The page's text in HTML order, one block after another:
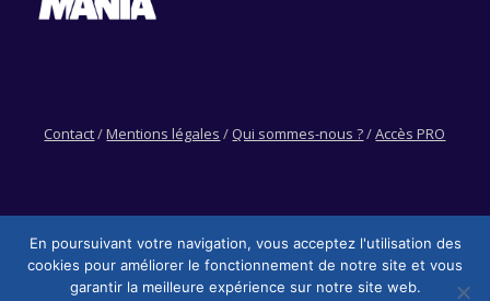
Contact/Mentions légales / Qui sommes-nous ?/Accès PRO
En poursuivant votre navigation, vous acceptez l'utilisation des
cookies pour améliorer le fonctionnement de notre site et vous
garantir la meilleure expérience sur notre site web.